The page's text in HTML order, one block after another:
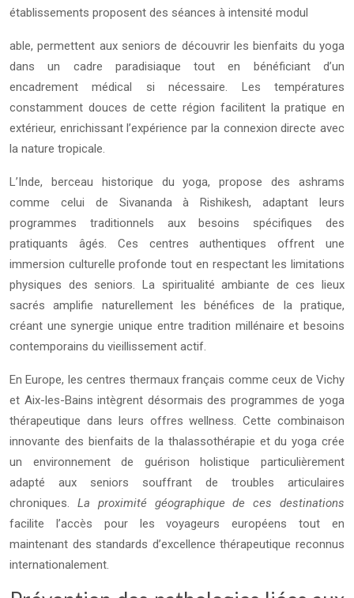
établissements proposent des séances à intensité modul
able, permettent aux seniors de découvrir les bienfaits du yoga
dans un cadre paradisiaque tout en bénéficiant d’un
encadrement médical si nécessaire. Les températures
constamment douces de cette région facilitent la pratique en
extérieur, enrichissant l’expérience par la connexion directe avec
la nature tropicale.
L’Inde, berceau historique du yoga, propose des ashrams
comme celui de Sivananda à Rishikesh, adaptant leurs
programmes traditionnels aux besoins spécifiques des
pratiquants âgés. Ces centres authentiques offrent une
immersion culturelle profonde tout en respectant les limitations
physiques des seniors. La spiritualité ambiante de ces lieux
sacrés amplifie naturellement les bénéfices de la pratique,
créant une synergie unique entre tradition millénaire et besoins
contemporains du vieillissement actif.
En Europe, les centres thermaux français comme ceux de Vichy
et Aix-les-Bains intègrent désormais des programmes de yoga
thérapeutique dans leurs offres wellness. Cette combinaison
innovante des bienfaits de la thalassothérapie et du yoga crée
un environnement de guérison holistique particulièrement
adapté aux seniors souffrant de troubles articulaires
chroniques. La proximité géographique de ces destinations
facilite l’accès pour les voyageurs européens tout en
maintenant des standards d’excellence thérapeutique reconnus
internationalement.